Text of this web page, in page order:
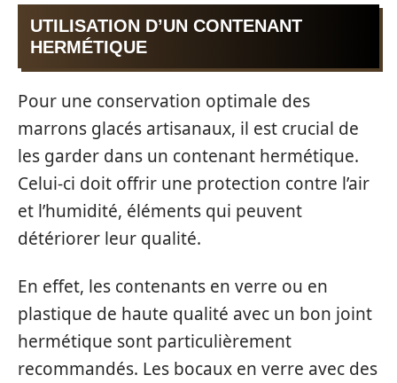
UTILISATION D’UN CONTENANT
HERMÉTIQUE
Pour une conservation optimale des
marrons glacés artisanaux, il est crucial de
les garder dans un contenant hermétique.
Celui-ci doit offrir une protection contre l’air
et l’humidité, éléments qui peuvent
détériorer leur qualité.
En effet, les contenants en verre ou en
plastique de haute qualité avec un bon joint
hermétique sont particulièrement
recommandés. Les bocaux en verre avec des